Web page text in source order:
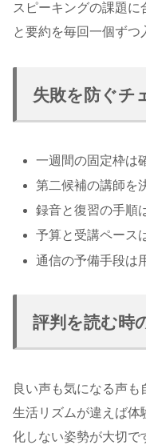
スピーキングの課題
と要約を毎回一個ずつ
失敗を防ぐチ
一週間の固定枠は
第二候補の講師を
録音と復習の手順
予算と受講ペース
通信の予備手段は
評判を読む時
良い声も気になる声
生活リズムが違えば体
化しない姿勢が大切で